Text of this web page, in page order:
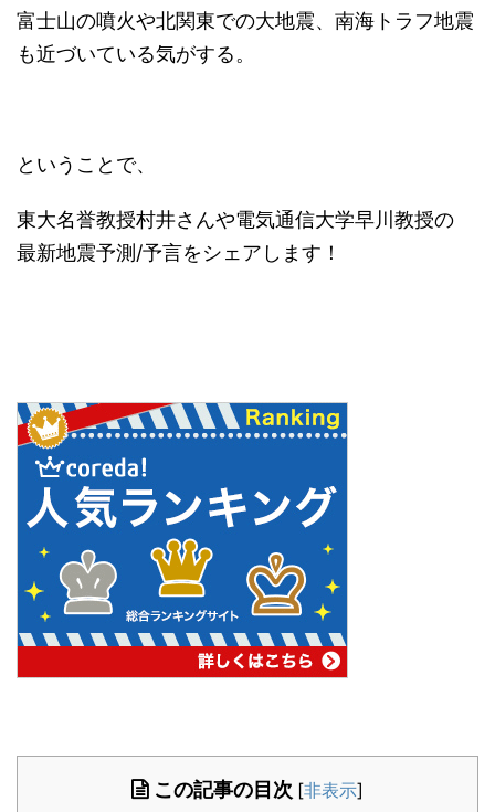
富士山の噴火や北関東での大地震、南海トラフ地震
も近づいている気がする。
ということで、
東大名誉教授村井さんや電気通信大学早川教授の
最新地震予測/予言をシェアします！
この記事の目次 [非表示]